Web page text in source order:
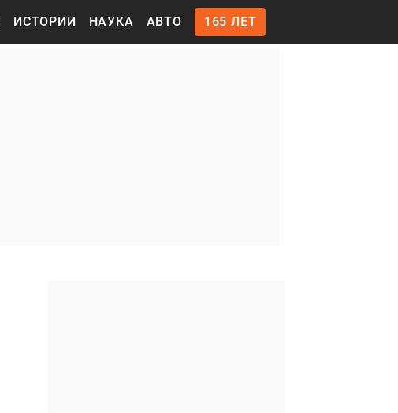
ИСТОРИИ НАУКА АВТО 165 ЛЕТ